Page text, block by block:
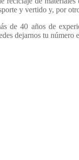
y vertido y, por
de 40 años de
dejarnos tu número